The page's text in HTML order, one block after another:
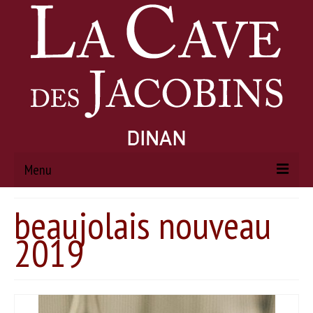
Menu
À PROPOS
Histoire
Actualités
beaujolais nouveau
2019